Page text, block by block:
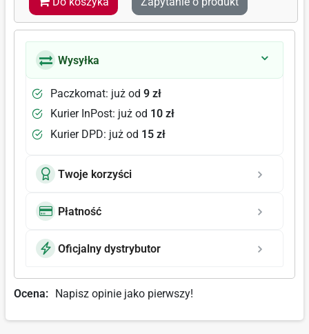
Wysyłka
Paczkomat: już od 9 zł
Kurier InPost: już od 10 zł
Kurier DPD: już od 15 zł
Twoje korzyści
Płatność
Oficjalny dystrybutor
Ocena: Napisz opinie jako pierwszy!